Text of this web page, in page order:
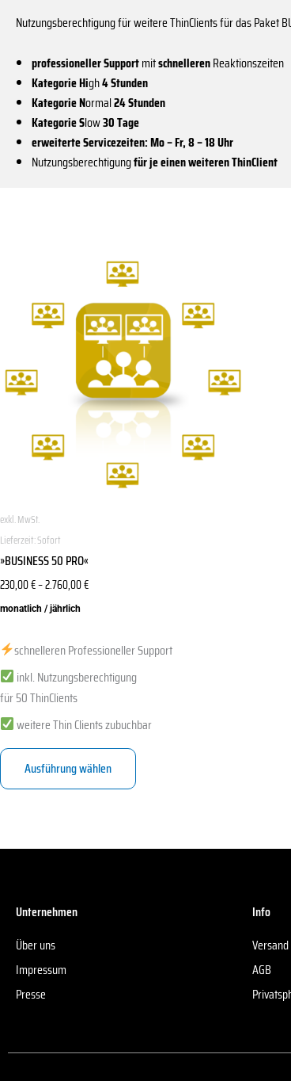
Nutzungsberechtigung für weitere ThinClients für das Paket
professioneller SupportmitschnellerenReaktionszeiten
Kategorie High4 Stunden
Kategorie Normal24 Stunden
Kategorie Slow30 Tage
erweiterte Servicezeiten: Mo – Fr, 8 – 18 Uhr
Nutzungsberechtigungfür je einen weiteren ThinClient
exkl. MwSt.
Lieferzeit:Sofort
»BUSINESS 50 PRO«
230,00€–2.760,00€
monatlich / jährlich
schnelleren Professioneller Support
inkl. Nutzungsberechtigung
für 50 ThinClients
weitere Thin Clients zubuchbar
Ausführung wählen
Dieses
Produkt
weist
mehrere
Varianten
auf.
Die
Optionen
können
der
Produktseite
Unternehmen
Über uns
Impressum
Presse
Info
AGB